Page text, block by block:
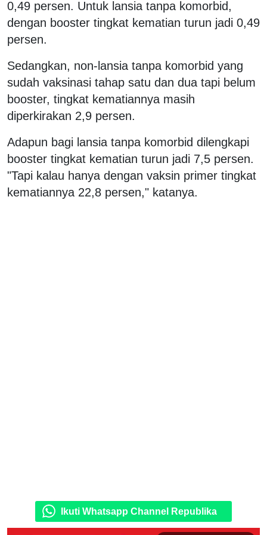
0,49 persen. Untuk lansia tanpa komorbid,
dengan booster tingkat kematian turun jadi 0,49
persen.
Sedangkan, non-lansia tanpa komorbid yang
sudah vaksinasi tahap satu dan dua tapi belum
booster, tingkat kematiannya masih
diperkirakan 2,9 persen.
Adapun bagi lansia tanpa komorbid dilengkapi
booster tingkat kematian turun jadi 7,5 persen.
"Tapi kalau hanya dengan vaksin primer tingkat
kematiannya 22,8 persen," katanya.
Ikuti Whatsapp Channel Republika